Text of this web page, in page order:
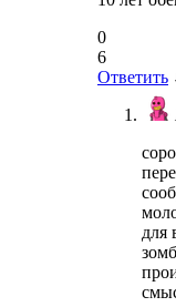
0
6
Ответить
для